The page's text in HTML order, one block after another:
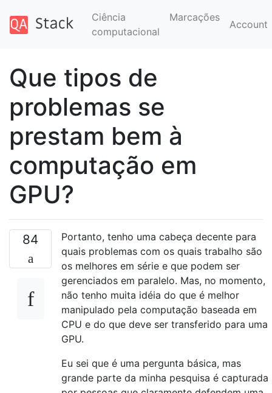
Ciência
computacional
Marcações
Account
Que tipos de
problemas se
prestam bem à
computação em
GPU?
84
Portanto, tenho uma cabeça decente para
quais problemas com os quais trabalho são
os melhores em série e que podem ser
gerenciados em paralelo. Mas, no momento,
não tenho muita idéia do que é melhor
manipulado pela computação baseada em
CPU e do que deve ser transferido para uma
GPU.
Eu sei que é uma pergunta básica, mas
grande parte da minha pesquisa é capturada